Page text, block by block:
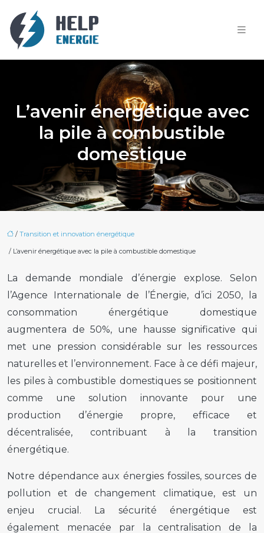
L’avenir énergétique avec
la pile à combustible
domestique
/ Transition et innovation énergétique
/ L’avenir énergétique avec la pile à combustible domestique
La demande mondiale d’énergie explose. Selon
l’Agence Internationale de l’Énergie, d’ici 2050, la
consommation énergétique domestique
augmentera de 50%, une hausse significative qui
met une pression considérable sur les ressources
naturelles et l’environnement. Face à ce défi majeur,
les piles à combustible domestiques se positionnent
comme une solution innovante pour une
production d’énergie propre, efficace et
décentralisée, contribuant à la transition
énergétique.
Notre dépendance aux énergies fossiles, sources de
pollution et de changement climatique, est un
enjeu crucial. La sécurité énergétique est
également menacée par la centralisation de la